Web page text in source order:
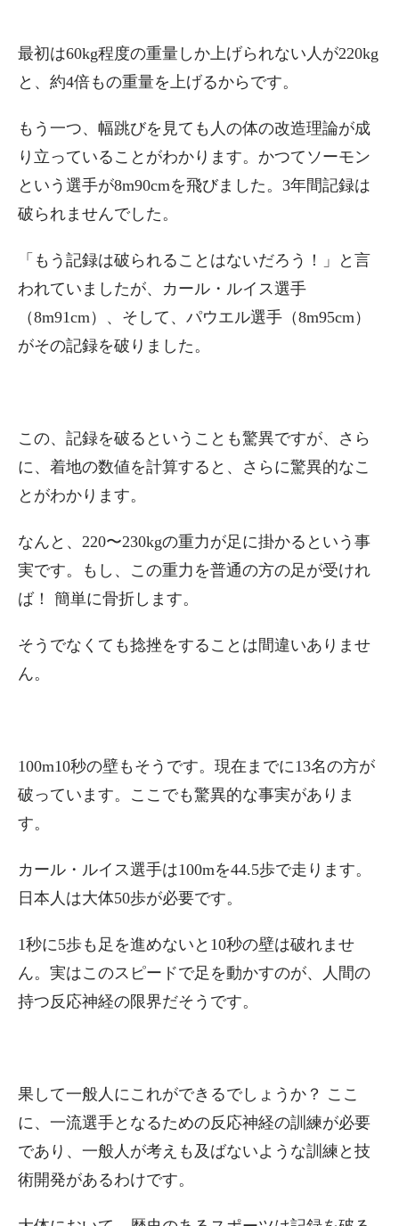
最初は60kg程度の重量しか上げられない人が220kg
と、約4倍もの重量を上げるからです。
もう一つ、幅跳びを見ても人の体の改造理論が成
り立っていることがわかります。かつてソーモン
という選手が8m90cmを飛びました。3年間記録は
破られませんでした。
「もう記録は破られることはないだろう！」と言
われていましたが、カール・ルイス選手
（8m91cm）、そして、パウエル選手（8m95cm）
がその記録を破りました。
この、記録を破るということも驚異ですが、さら
に、着地の数値を計算すると、さらに驚異的なこ
とがわかります。
なんと、220〜230kgの重力が足に掛かるという事
実です。もし、この重力を普通の方の足が受けれ
ば！ 簡単に骨折します。
そうでなくても捻挫をすることは間違いありませ
ん。
100m10秒の壁もそうです。現在までに13名の方が
破っています。ここでも驚異的な事実がありま
す。
カール・ルイス選手は100mを44.5歩で走ります。
日本人は大体50歩が必要です。
1秒に5歩も足を進めないと10秒の壁は破れませ
ん。実はこのスピードで足を動かすのが、人間の
持つ反応神経の限界だそうです。
果して一般人にこれができるでしょうか？ ここ
に、一流選手となるための反応神経の訓練が必要
であり、一般人が考えも及ばないような訓練と技
術開発があるわけです。